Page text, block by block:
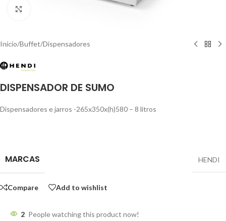
Início/Buffet/Dispensadores
DISPENSADOR DE SUMO
Dispensadores e jarros -265x350x(h)580 – 8 litros
MARCAS HENDI
Compare Add to wishlist
2 People watching this product now!